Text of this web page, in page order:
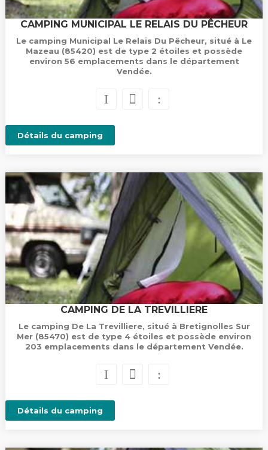
CAMPING MUNICIPAL LE RELAIS DU PÊCHEUR
Le camping Municipal Le Relais Du Pêcheur, situé à Le
Mazeau (85420) est de type 2 étoiles et possède
environ 56 emplacements dans le département
Vendée.
Détails du camping
CAMPING DE LA TREVILLIERE
Le camping De La Trevilliere, situé à Bretignolles Sur
Mer (85470) est de type 4 étoiles et possède environ
203 emplacements dans le département Vendée.
Détails du camping